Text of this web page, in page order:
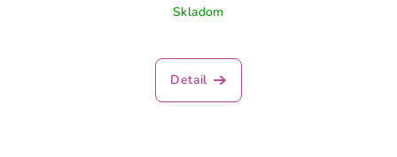
Skladom
Detail